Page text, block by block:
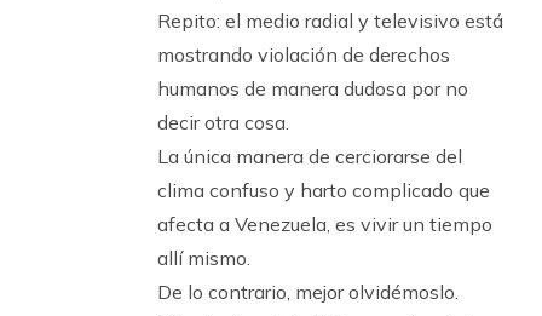
Repito: el medio radial y televisivo está
mostrando violación de derechos
humanos de manera dudosa por no
decir otra cosa.
La única manera de cerciorarse del
clima confuso y harto complicado que
afecta a Venezuela, es vivir un tiempo
allí mismo.
De lo contrario, mejor olvidémoslo.